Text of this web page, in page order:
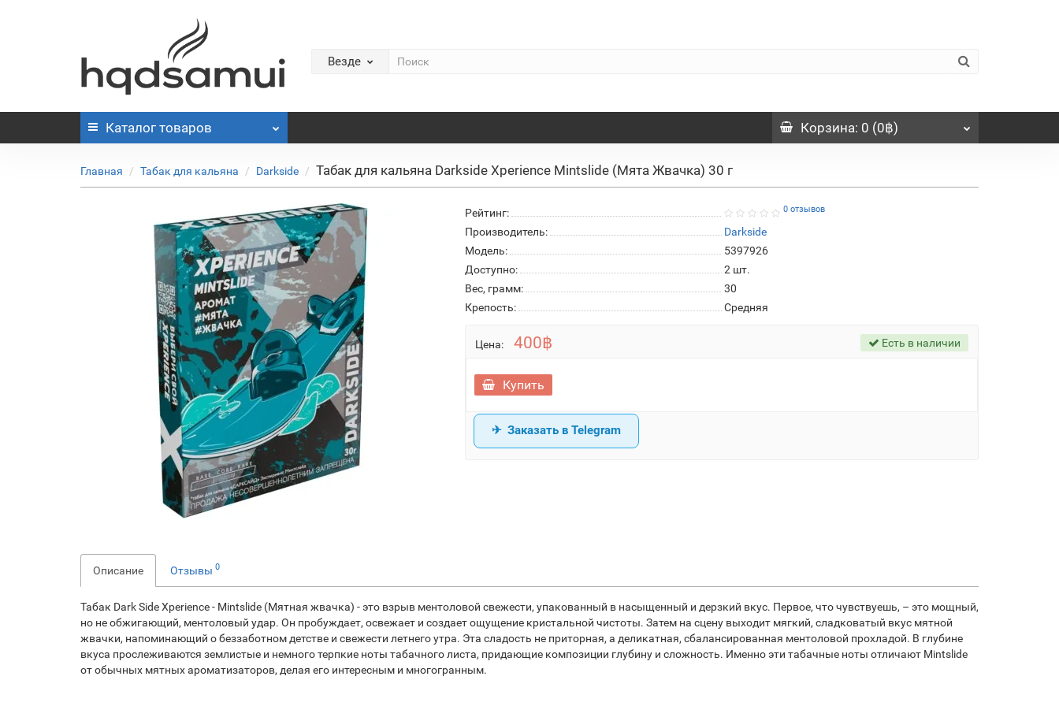
Везде
Каталог товаров Корзина: 0 (0฿)
Главная Табак для кальяна Darkside Табак для кальяна Darkside Xperience Mintslide (Мята Жвачка) 30 г
Рейтинг: 0 отзывов
Производитель:
Darkside
Модель:
5397926
Доступно:
2 шт.
Вес, грамм:
30
Крепость:
Средняя
Цена: 400฿ Есть в наличии
Купить
Заказать в Telegram
Описание Отзывы 0
Табак Dark Side Xperience - Mintslide (Мятная жвачка) - это взрыв ментоловой свежести, упакованный в насыщенный и дерзкий вкус. Первое, что чувствуешь, – это мощный,
но не обжигающий, ментоловый удар. Он пробуждает, освежает и создает ощущение кристальной чистоты. Затем на сцену выходит мягкий, сладковатый вкус мятной
жвачки, напоминающий о беззаботном детстве и свежести летнего утра. Эта сладость не приторная, а деликатная, сбалансированная ментоловой прохладой. В глубине
вкуса прослеживаются землистые и немного терпкие ноты табачного листа, придающие композиции глубину и сложность. Именно эти табачные ноты отличают Mintslide
от обычных мятных ароматизаторов, делая его интересным и многогранным.